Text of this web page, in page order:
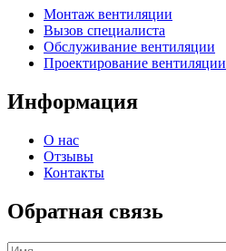
Монтаж вентиляции
Вызов специалиста
Обслуживание вентиляции
Проектирование вентиляции
Информация
О нас
Отзывы
Контакты
Обратная связь